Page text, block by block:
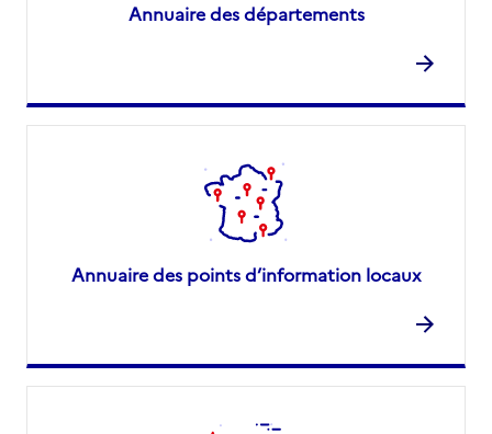
Annuaire des départements
Annuaire des points d’information locaux